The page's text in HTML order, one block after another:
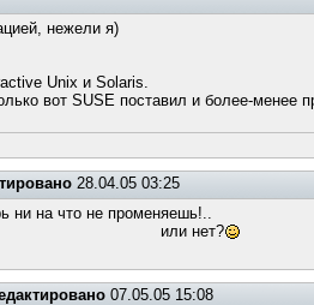
нежели я)
Unix и Solaris.
вот SUSE поставил и более-
28.04.05 03:25
ни на что не променяешь!..
07.05.05 15:08